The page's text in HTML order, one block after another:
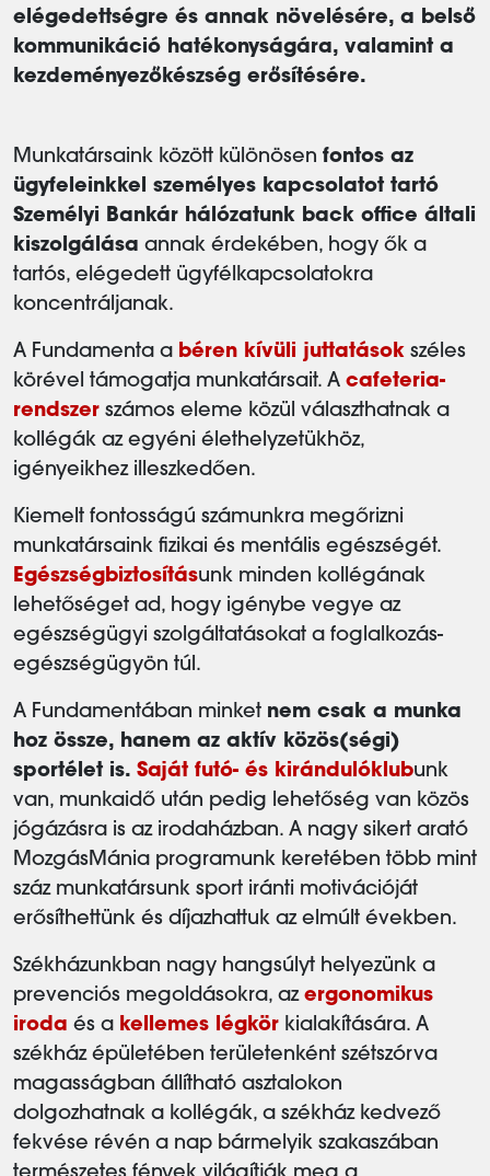
elégedettségre és annak növelésére, a belső
kommunikáció hatékonyságára, valamint a
kezdeményezőkészség erősítésére.
Munkatársaink között különösen fontos az
ügyfeleinkkel személyes kapcsolatot tartó
Személyi Bankár hálózatunk back office általi
kiszolgálása annak érdekében, hogy ők a
tartós, elégedett ügyfélkapcsolatokra
koncentráljanak.
A Fundamenta a béren kívüli juttatások széles
körével támogatja munkatársait. A cafeteria-
rendszer számos eleme közül választhatnak a
kollégák az egyéni élethelyzetükhöz,
igényeikhez illeszkedően.
Kiemelt fontosságú számunkra megőrizni
munkatársaink fizikai és mentális egészségét.
Egészségbiztosításunk minden kollégának
lehetőséget ad, hogy igénybe vegye az
egészségügyi szolgáltatásokat a foglalkozás-
egészségügyön túl.
A Fundamentában minket nem csak a munka
hoz össze, hanem az aktív közös(ségi)
sportélet is. Saját futó- és kirándulóklubunk
van, munkaidő után pedig lehetőség van közös
jógázásra is az irodaházban. A nagy sikert arató
MozgásMánia programunk keretében több mint
száz munkatársunk sport iránti motivációját
erősíthettünk és díjazhattuk az elmúlt években.
Székházunkban nagy hangsúlyt helyezünk a
prevenciós megoldásokra, az ergonomikus
iroda és a kellemes légkör kialakítására. A
székház épületében területenként szétszórva
magasságban állítható asztalokon
dolgozhatnak a kollégák, a székház kedvező
fekvése révén a nap bármelyik szakaszában